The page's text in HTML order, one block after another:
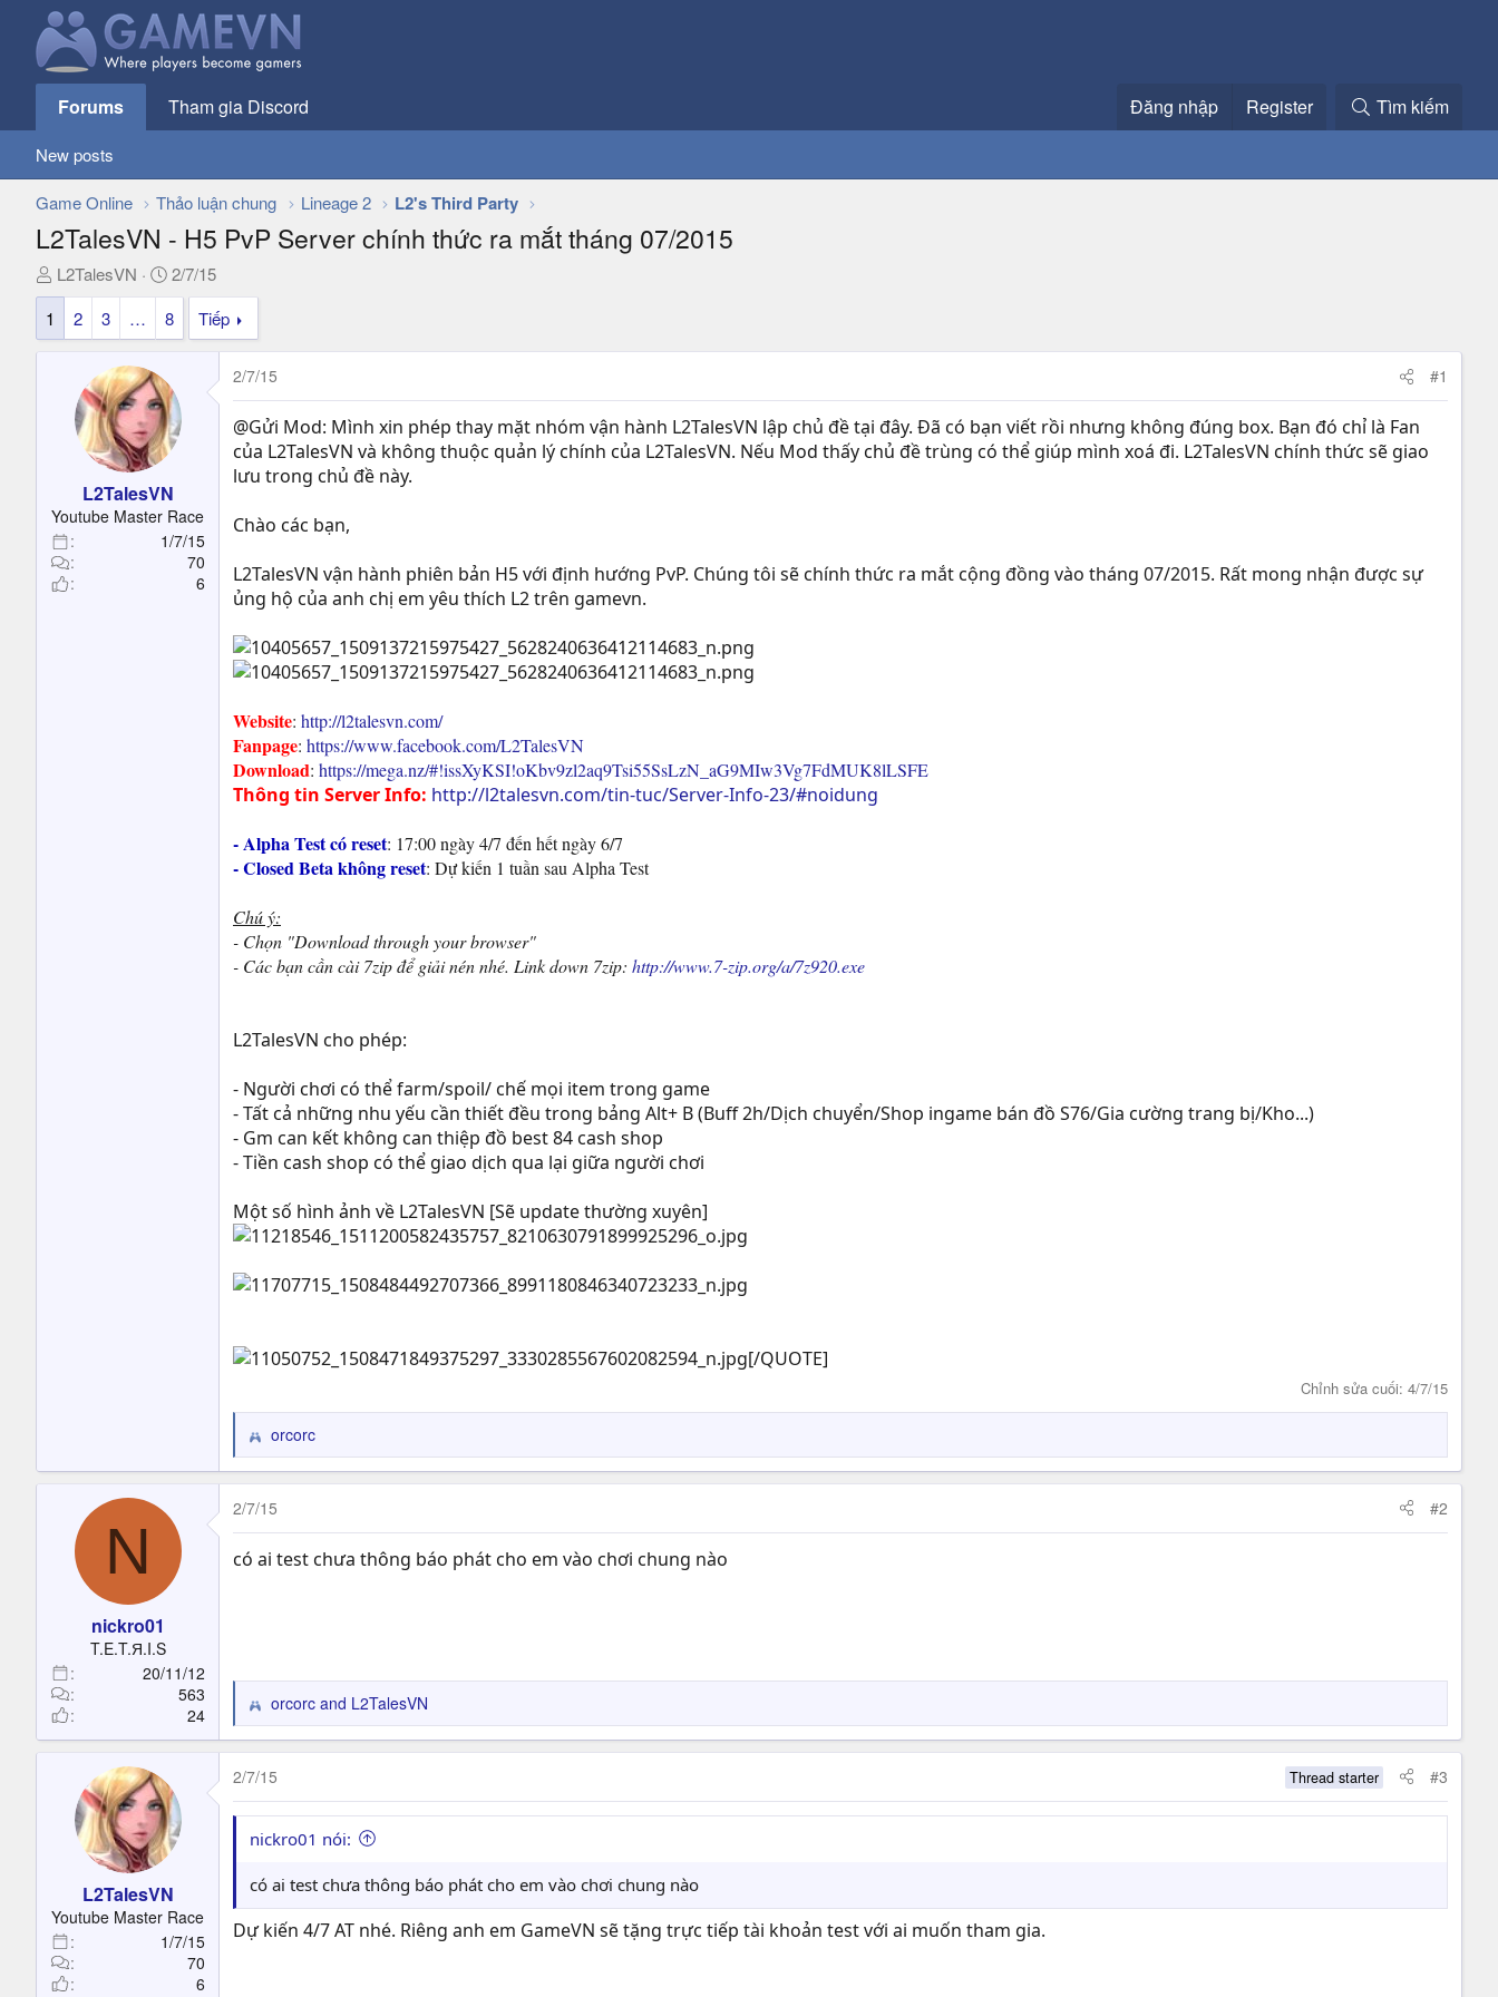
Forums Tham gia Discord Đăng nhập Register Tìm kiếm
New posts
Game Online Thảo luận chung Lineage 2 L2's Third Party
L2TalesVN - H5 PvP Server chính thức ra mắt tháng 07/2015
T
h
e
t
e
r
L2TalesVN
N
g
à
y
ử
i
2/7/15
1
2 3 … 8 Tiếp
L2TalesVN
Youtube Master Race
1/7/15
70
6
2/7/15 #1
@Gửi Mod: Mình xin phép thay mặt nhóm vận hành L2TalesVN lập chủ đề tại đây. Đã có bạn viết rồi nhưng không đúng box. Bạn đó chỉ là Fan
của L2TalesVN và không thuộc quản lý chính của L2TalesVN. Nếu Mod thấy chủ đề trùng có thể giúp mình xoá đi. L2TalesVN chính thức sẽ giao
lưu trong chủ đề này.
Chào các bạn,
L2TalesVN vận hành phiên bản H5 với định hướng PvP. Chúng tôi sẽ chính thức ra mắt cộng đồng vào tháng 07/2015. Rất mong nhận được sự
ủng hộ của anh chị em yêu thích L2 trên gamevn.
Website: http://l2talesvn.com/
Fanpage: https://www.facebook.com/L2TalesVN
Download: https://mega.nz/#!issXyKSI!oKbv9zl2aq9Tsi55SsLzN_aG9MIw3Vg7FdMUK8lLSFE
Thông tin Server Info: http://l2talesvn.com/tin-tuc/Server-Info-23/#noidung
- Alpha Test có reset: 17:00 ngày 4/7 đến hết ngày 6/7
- Closed Beta không reset: Dự kiến 1 tuần sau Alpha Test
Chú ý:
- Chọn "Download through your browser"
- Các bạn cần cài 7zip để giải nén nhé. Link down 7zip: http://www.7-zip.org/a/7z920.exe
L2TalesVN cho phép:
- Người chơi có thể farm/spoil/ chế mọi item trong game
- Tất cả những nhu yếu cần thiết đều trong bảng Alt+ B (Buff 2h/Dịch chuyển/Shop ingame bán đồ S76/Gia cường trang bị/Kho...)
- Gm can kết không can thiệp đồ best 84 cash shop
- Tiền cash shop có thể giao dịch qua lại giữa người chơi
Một số hình ảnh về L2TalesVN [Sẽ update thường xuyên]
[/QUOTE]
Chỉnh sửa cuối: 4/7/15
R
e
a
c
t
i
o
orcorc
N
nickro01
T.E.T.Я.I.S
20/11/12
563
24
2/7/15 #2
có ai test chưa thông báo phát cho em vào chơi chung nào
R
e
a
c
t
i
o
s
orcorc and L2TalesVN
L2TalesVN
Youtube Master Race
1/7/15
70
6
2/7/15 Thread starter #3
nickro01 nói:
có ai test chưa thông báo phát cho em vào chơi chung nào
Dự kiến 4/7 AT nhé. Riêng anh em GameVN sẽ tặng trực tiếp tài khoản test với ai muốn tham gia.